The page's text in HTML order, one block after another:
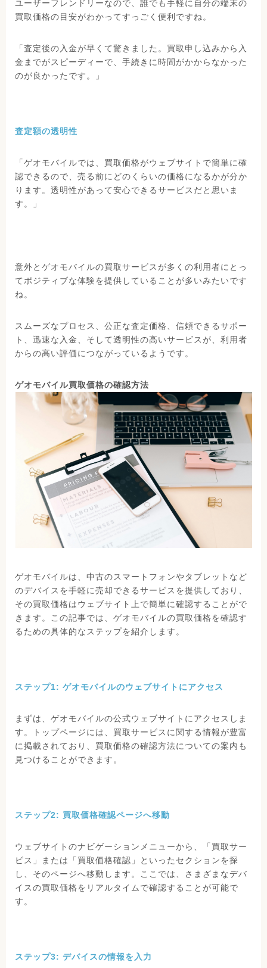
ユーザーフレンドリーなので、誰でも手軽に自分の端末の
買取価格の目安がわかってすっごく便利ですね。
「査定後の入金が早くて驚きました。買取申し込みから入
金までがスピーディーで、手続きに時間がかからなかった
のが良かったです。」
査定額の透明性
「ゲオモバイルでは、買取価格がウェブサイトで簡単に確
認できるので、売る前にどのくらいの価格になるかが分か
ります。透明性があって安心できるサービスだと思いま
す。」
意外とゲオモバイルの買取サービスが多くの利用者にとっ
てポジティブな体験を提供していることが多いみたいです
ね。
スムーズなプロセス、公正な査定価格、信頼できるサポー
ト、迅速な入金、そして透明性の高いサービスが、利用者
からの高い評価につながっているようです。
ゲオモバイル買取価格の確認方法
ゲオモバイルは、中古のスマートフォンやタブレットなど
のデバイスを手軽に売却できるサービスを提供しており、
その買取価格はウェブサイト上で簡単に確認することがで
きます。この記事では、ゲオモバイルの買取価格を確認す
るための具体的なステップを紹介します。
ステップ1: ゲオモバイルのウェブサイトにアクセス
まずは、ゲオモバイルの公式ウェブサイトにアクセスしま
す。トップページには、買取サービスに関する情報が豊富
に掲載されており、買取価格の確認方法についての案内も
見つけることができます。
ステップ2: 買取価格確認ページへ移動
ウェブサイトのナビゲーションメニューから、「買取サー
ビス」または「買取価格確認」といったセクションを探
し、そのページへ移動します。ここでは、さまざまなデバ
イスの買取価格をリアルタイムで確認することが可能で
す。
ステップ3: デバイスの情報を入力